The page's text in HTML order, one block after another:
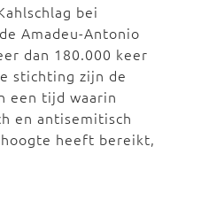
bei
Amadeu-Antonio
dan 180.000 keer
stichting zijn de
een tijd waarin
en antisemitisch
heeft bereikt,